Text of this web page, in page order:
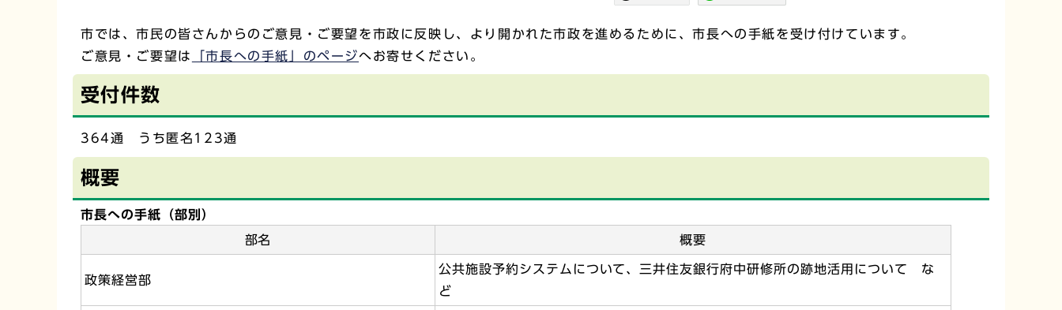
市では、市民の皆さんからのご意見・ご要望を市政に反映し、より開かれた市政を進めるために、市長への手紙を受け付けています。
ご意見・ご要望は
「市長への手紙」のページへお寄せください。
受付件数
364通 うち匿名123通
概要
市長への手紙（部別）
部名
概要
政策経営部
公共施設予約システムについて、三井住友銀行府中研修所の跡地活用について な
ど